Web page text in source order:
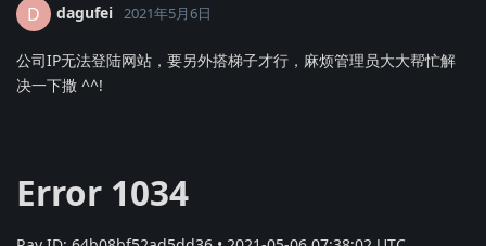
D dagufei 2021年5月6日
公司IP无法登陆网站，要另外搭梯子才行，麻烦管理员大大帮忙解
决一下撒 ^^!
Error 1034